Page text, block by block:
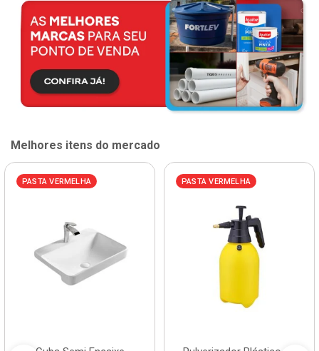
Melhores itens do mercado
PASTA VERMELHA PASTA VERMELHA